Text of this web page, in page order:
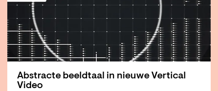
Abstracte beeldtaal in nieuwe Vertical
Video